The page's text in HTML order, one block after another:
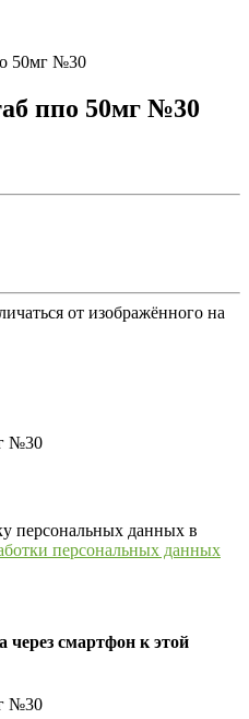
50мг №30
ппо 50мг №30
от изображённого на
№30
персональных данных в
персональных данных
через смартфон к этой
№30